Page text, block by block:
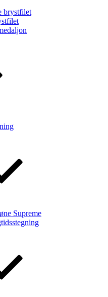
brystfilet
Supreme